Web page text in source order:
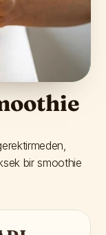
bir smoothie